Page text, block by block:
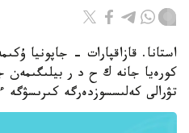
استانا. قازاقپارات - جاپونيا
كورەيا جانە ك ح د ر بيلىگىمەن
تۋرالى كەلىسسوزدەرگە كىرىسۋگە